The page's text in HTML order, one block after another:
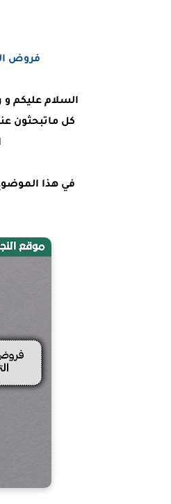
فروض
السلام عليكم و
كل ماتبحثون
في هذا